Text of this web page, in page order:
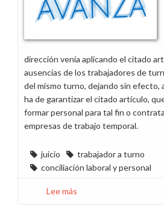
dirección venía aplicando el citado
ausencias de los trabajadores de
del mismo turno, dejando sin efecto,
ha de garantizar el citado artículo,
formar personal para tal fin o
empresas de trabajo temporal.
juicio
trabajador a turno
conciliación laboral y personal
Lee más